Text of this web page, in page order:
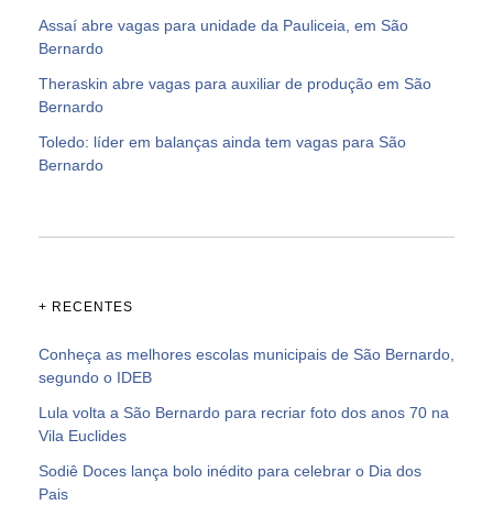
Assaí abre vagas para unidade da Pauliceia, em São
Bernardo
Theraskin abre vagas para auxiliar de produção em São
Bernardo
Toledo: líder em balanças ainda tem vagas para São
Bernardo
+ RECENTES
Conheça as melhores escolas municipais de São Bernardo,
segundo o IDEB
Lula volta a São Bernardo para recriar foto dos anos 70 na
Vila Euclides
Sodiê Doces lança bolo inédito para celebrar o Dia dos
Pais